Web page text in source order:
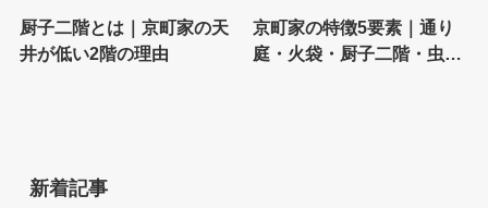
厨子二階とは｜京町家の天
井が低い2階の理由
京町家の特徴5要素｜通り
庭・火袋・厨子二階・虫籠
新着記事